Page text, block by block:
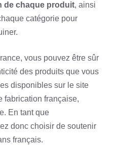
de chaque produit, ainsi
catégorie pour
vous pouvez être sûr
des produits que vous
disponibles sur le site
fabrication française,
En tant que
donc choisir de soutenir
français.